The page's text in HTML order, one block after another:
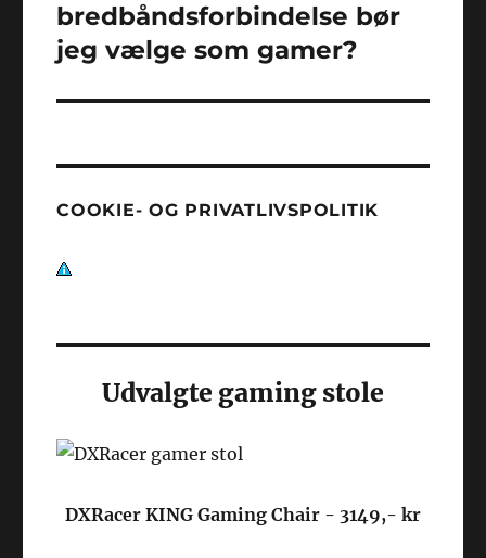
indlæg:
bredbåndsforbindelse bør
jeg vælge som gamer?
COOKIE- OG PRIVATLIVSPOLITIK
Udvalgte gaming stole
DXRacer KING Gaming Chair - 3149,- kr